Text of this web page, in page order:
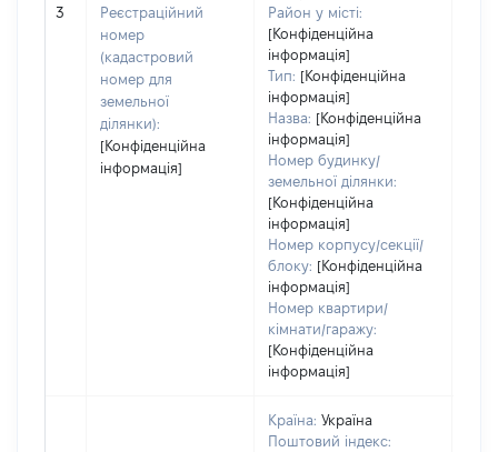
3
Реєстраційний
номер
(кадастровий
номер для
земельної
ділянки):
[Конфіденційна
інформація]
Район у місті:
[Конфіденційна
інформація]
Тип: [Конфіденційна
інформація]
Назва: [Конфіденційна
інформація]
Номер будинку/
земельної ділянки:
[Конфіденційна
інформація]
Номер корпусу/секції/
блоку: [Конфіденційна
інформація]
Номер квартири/
кімнати/гаражу:
[Конфіденційна
інформація]
Країна: Україна
Поштовий індекс: